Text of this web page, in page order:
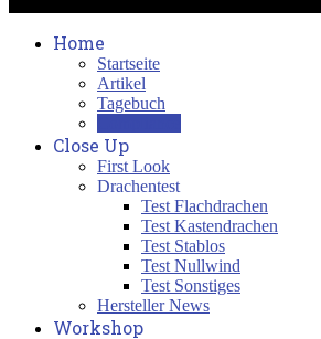
Home
Startseite
Artikel
Tagebuch
Close Up
First Look
Drachentest
Test Flachdrachen
Test Kastendrachen
Test Stablos
Test Nullwind
Test Sonstiges
Hersteller News
Workshop